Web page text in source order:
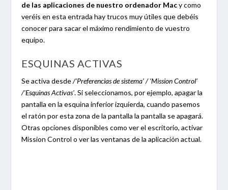
de las aplicaciones de nuestro ordenador Macy como
veréis en esta entrada hay trucos muy útiles que debéis
conocer para sacar el máximo rendimiento de vuestro
equipo.
ESQUINAS ACTIVAS
Se activa desde/’Preferencias de sistema’ / ‘Mission Control’
/’Esquinas Activas’. Si seleccionamos, por ejemplo, apagar la
pantalla en la esquina inferior izquierda, cuando pasemos
el ratón por esta zona de la pantalla la pantalla se apagará.
Otras opciones disponibles como ver el escritorio, activar
Mission Control o ver las ventanas de la aplicación actual.